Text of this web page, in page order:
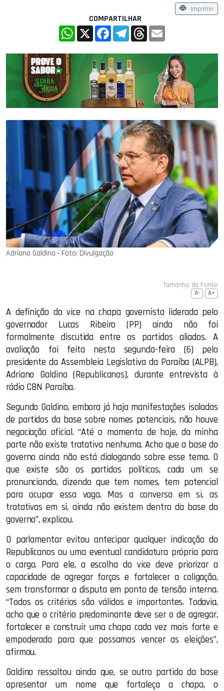
Imprimir
COMPARTILHAR
WhatsApp
X FacebookTelegramThreads
Adriano Galdino ‧ Foto: Divulgação
Tamanho da Fonte
A- A+
A definição do vice na chapa governista liderada pelo
governador Lucas Ribeiro (PP) ainda não foi
formalmente discutida entre os partidos aliados. A
avaliação foi feita nesta segunda-feira (6) pelo
presidente da Assembleia Legislativa da Paraíba (ALPB),
Adriano Galdino (Republicanos), durante entrevista à
rádio CBN Paraíba.
Segundo Galdino, embora já haja manifestações isoladas
de partidos da base sobre nomes potenciais, não houve
negociação oficial. “Até o momento de hoje, da minha
parte não existe tratativa nenhuma. Acho que a base do
governo ainda não está dialogando sobre esse tema. O
que existe são os partidos políticos, cada um se
pronunciando, dizendo que tem nomes, tem potencial
para ocupar essa vaga. Mas a conversa em si, as
tratativas em si, ainda não existem dentro da base do
governo”, explicou.
O parlamentar evitou antecipar qualquer indicação do
Republicanos ou uma eventual candidatura própria para
o cargo. Para ele, a escolha do vice deve priorizar a
capacidade de agregar forças e fortalecer a coligação,
sem transformar a disputa em ponto de tensão interna.
“Todos os critérios são válidos e importantes. Todavia,
acho que o critério predominante deve ser o de agregar,
fortalecer e construir uma chapa cada vez mais forte e
empoderada para que possamos vencer as eleições”,
afirmou.
Galdino ressaltou ainda que, se outro partido da base
apresentar um nome que fortaleça a chapa, o